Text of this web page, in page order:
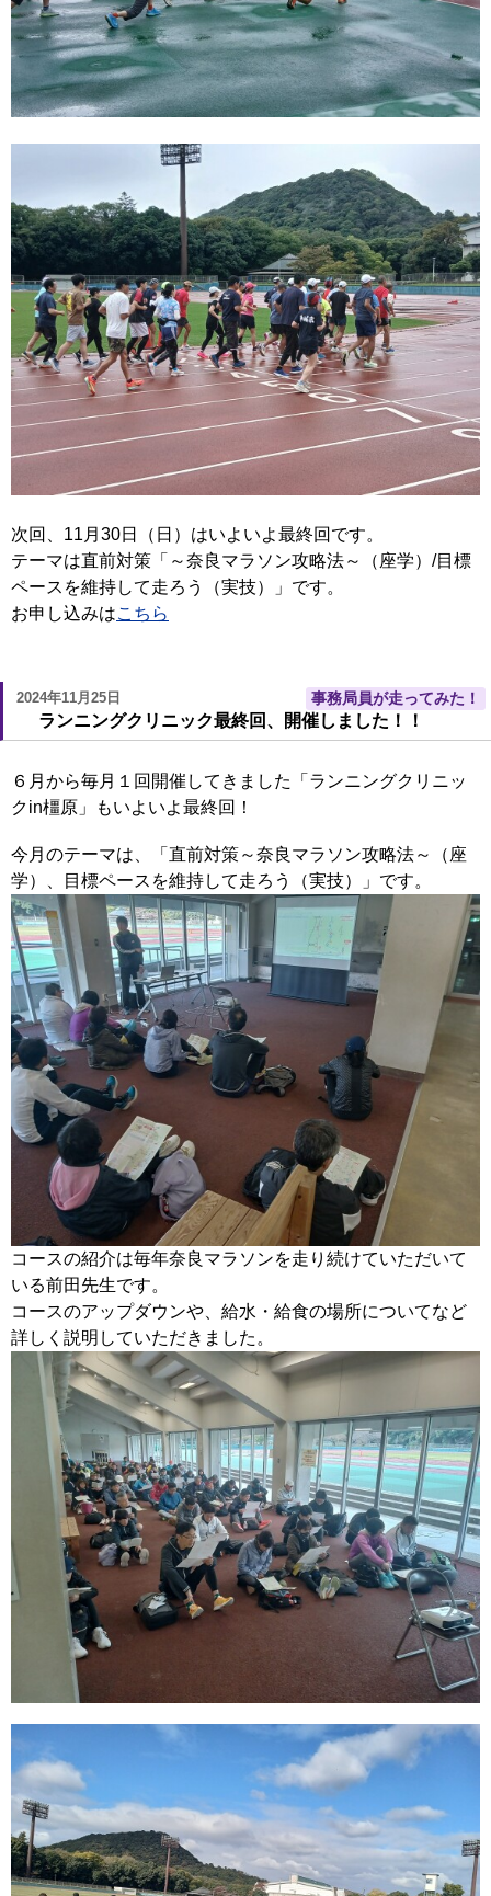
次回、11月30日（日）はいよいよ最終回です。
テーマは直前対策「～奈良マラソン攻略法～（座学）/目標
ペースを維持して走ろう（実技）」です。
お申し込みはこちら
2024年11月25日 事務局員が走ってみた！
ランニングクリニック最終回、開催しました！！
６月から毎月１回開催してきました「ランニングクリニッ
クin橿原」もいよいよ最終回！
今月のテーマは、「直前対策～奈良マラソン攻略法～（座
学）、目標ペースを維持して走ろう（実技）」です。
コースの紹介は毎年奈良マラソンを走り続けていただいて
いる前田先生です。
コースのアップダウンや、給水・給食の場所についてなど
詳しく説明していただきました。